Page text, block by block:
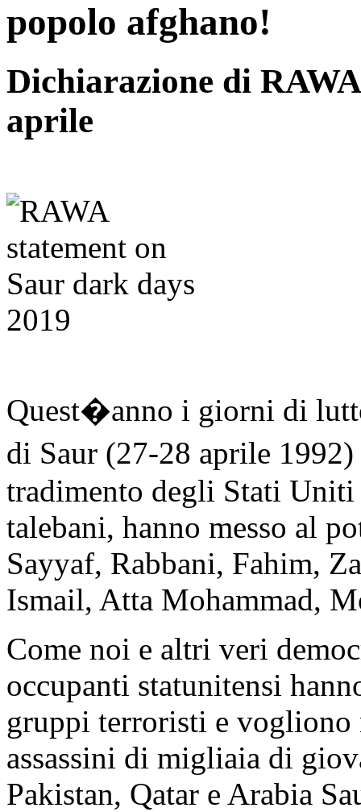
popolo afghano!
Dichiarazione di
aprile
Quest�anno i giorni di
di Saur (27-28 aprile
tradimento degli Stati
talebani, hanno messo al
Sayyaf, Rabbani, Fahim,
Ismail, Atta Mohammad,
Come noi e altri veri
occupanti statunitensi
gruppi terroristi e vogliono
assassini di migliaia di
Pakistan, Qatar e Arabia